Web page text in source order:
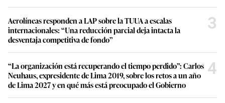
Aerolíneas responden a LAP sobre la TUUA a escalas
internacionales: “Una reducción parcial deja intacta la
desventaja competitiva de fondo”
3
“La organización está recuperando el tiempo perdido”: Carlos
Neuhaus, expresidente de Lima 2019, sobre los retos a un año
de Lima 2027 y en qué más está preocupado el Gobierno
4